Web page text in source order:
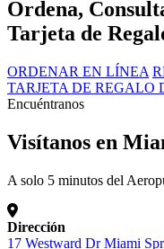
Ordena,
Tarjeta de
ORDENAR EN LÍNEA
TARJETA DE REGALO
Encuéntranos
Visítanos en
A solo 5 minutos del
Dirección
17 Westward Dr Miami